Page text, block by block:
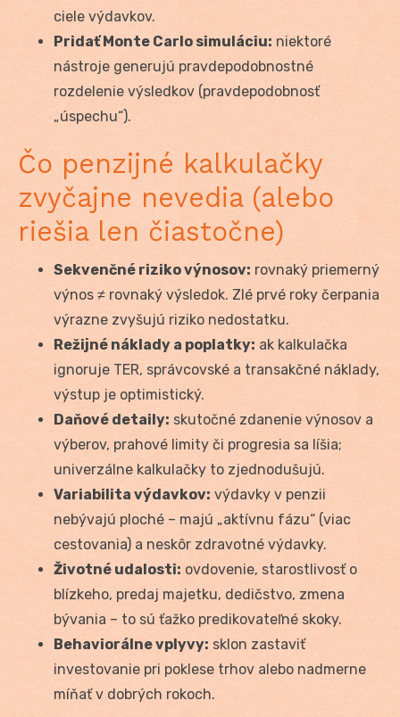
ciele výdavkov.
Pridať Monte Carlo simuláciu: niektoré
nástroje generujú pravdepodobnostné
rozdelenie výsledkov (pravdepodobnosť
„úspechu“).
Čo penzijné kalkulačky
zvyčajne nevedia (alebo
riešia len čiastočne)
Sekvenčné riziko výnosov: rovnaký priemerný
výnos ≠ rovnaký výsledok. Zlé prvé roky čerpania
výrazne zvyšujú riziko nedostatku.
Režijné náklady a poplatky: ak kalkulačka
ignoruje TER, správcovské a transakčné náklady,
výstup je optimistický.
Daňové detaily: skutočné zdanenie výnosov a
výberov, prahové limity či progresia sa líšia;
univerzálne kalkulačky to zjednodušujú.
Variabilita výdavkov: výdavky v penzii
nebývajú ploché – majú „aktívnu fázu“ (viac
cestovania) a neskôr zdravotné výdavky.
Životné udalosti: ovdovenie, starostlivosť o
blízkeho, predaj majetku, dedičstvo, zmena
bývania – to sú ťažko predikovateľné skoky.
Behaviorálne vplyvy: sklon zastaviť
investovanie pri poklese trhov alebo nadmerne
míňať v dobrých rokoch.